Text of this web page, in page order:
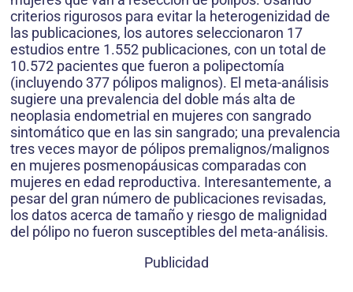
criterios rigurosos para evitar la heterogenizidad de
las publicaciones, los autores seleccionaron 17
estudios entre 1.552 publicaciones, con un total de
10.572 pacientes que fueron a polipectomía
(incluyendo 377 pólipos malignos). El meta-análisis
sugiere una prevalencia del doble más alta de
neoplasia endometrial en mujeres con sangrado
sintomático que en las sin sangrado; una prevalencia
tres veces mayor de pólipos premalignos/malignos
en mujeres posmenopáusicas comparadas con
mujeres en edad reproductiva. Interesantemente, a
pesar del gran número de publicaciones revisadas,
los datos acerca de tamaño y riesgo de malignidad
del pólipo no fueron susceptibles del meta-análisis.
Publicidad